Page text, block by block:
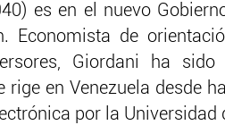
es en el nuevo
Economista de
Giordani ha
rige en Venezuela desde
por la